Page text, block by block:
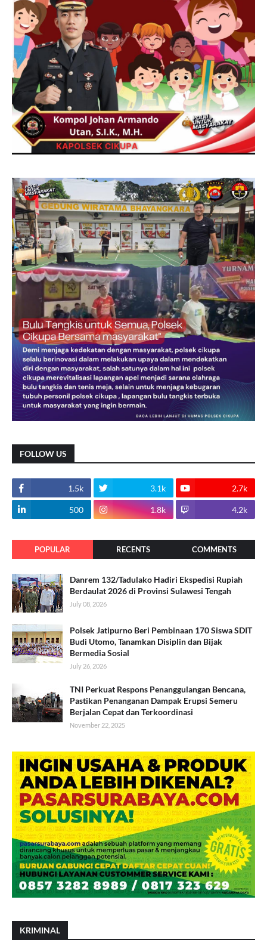
FOLLOW US
1.5k 3.1k 2.7k
500 1.8k 4.2k
POPULAR RECENTS COMMENTS
Danrem 132/Tadulako Hadiri Ekspedisi Rupiah
Berdaulat 2026 di Provinsi Sulawesi Tengah
July 08, 2026
Polsek Jatipurno Beri Pembinaan 170 Siswa SDIT
Budi Utomo, Tanamkan Disiplin dan Bijak
Bermedia Sosial
July 26, 2026
TNI Perkuat Respons Penanggulangan Bencana,
Pastikan Penanganan Dampak Erupsi Semeru
Berjalan Cepat dan Terkoordinasi
November 22, 2025
KRIMINAL